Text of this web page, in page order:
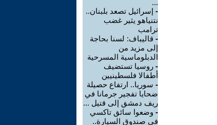
...
- إسرائيل تصعد بلبنان..
نتنياهو يثير غضب
ترامب
- قاليباف: لسنا بحاجة
إلى مزيد من
الدبلوماسية المسرحية
- روسيا تستضيف
أطفالا فلسطينيين
- سوريا.. ارتفاع حصيلة
ضحايا تفجير جرمانا في
ريف دمشق إلى قتيل ...
- وضعوا سائق تاكسي
في صندوق السيارة..